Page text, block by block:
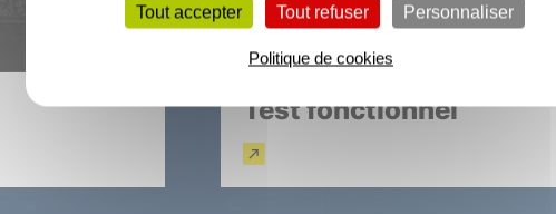
Test fonctionnel
Tout accepter Tout refuser Personnaliser
Politique de cookies